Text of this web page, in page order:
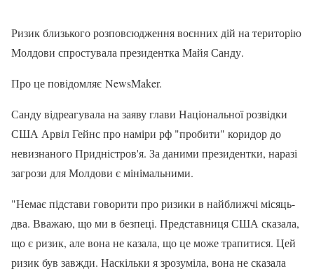
Ризик близького розповсюдження воєнних дій на територію
Молдови спростувала президентка Майя Санду.
Про це повідомляє NewsMaker.
Санду відреагувала на заяву глави Національної розвідки
США Арвіл Гейнс про наміри рф "пробити" коридор до
невизнаного Придністров'я. За даними президентки, наразі
загрози для Молдови є мінімальними.
"Немає підстави говорити про ризики в найближчі місяць-
два. Вважаю, що ми в безпеці. Представниця США сказала,
що є ризик, але вона не казала, що це може трапитися. Цей
ризик був завжди. Наскільки я зрозуміла, вона не сказала